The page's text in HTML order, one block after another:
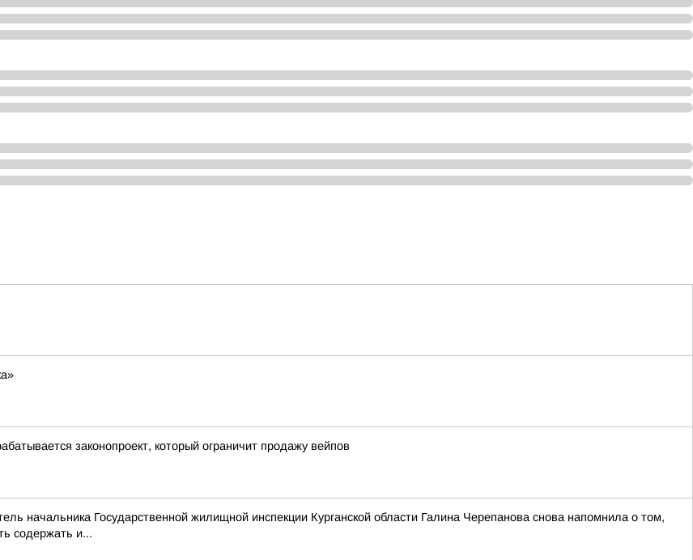
законопроект, который ограничит продажу вейпов
начальника Государственной жилищной инспекции Курганской области Галина Черепанова снова напомнила о том,
содержать и...